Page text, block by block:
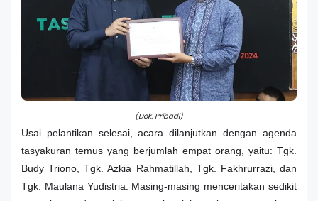
(Dok. Pribadi)
Usai pelantikan selesai, acara dilanjutkan dengan agenda
tasyakuran temus yang berjumlah empat orang, yaitu: Tgk.
Budy Triono, Tgk. Azkia Rahmatillah, Tgk. Fakhrurrazi, dan
Tgk. Maulana Yudistria. Masing-masing menceritakan sedikit